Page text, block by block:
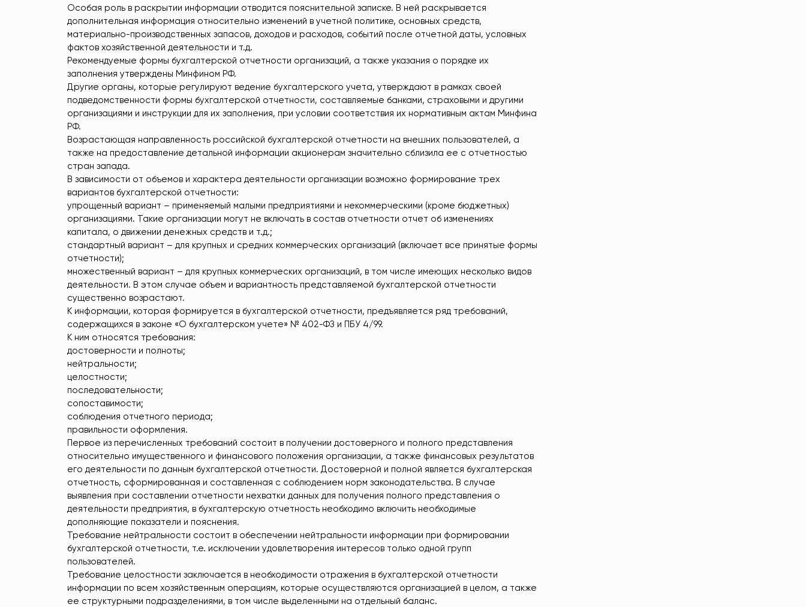
Особая роль в раскрытии информации отводится пояснительной записке. В ней раскрывается
дополнительная информация относительно изменений в учетной политике, основных средств,
материально-производственных запасов, доходов и расходов, событий после отчетной даты, условных
фактов хозяйственной деятельности и т.д.
Рекомендуемые формы бухгалтерской отчетности организаций, а также указания о порядке их
заполнения утверждены Минфином РФ.
Другие органы, которые регулируют ведение бухгалтерского учета, утверждают в рамках своей
подведомственности формы бухгалтерской отчетности, составляемые банками, страховыми и другими
организациями и инструкции для их заполнения, при условии соответствия их нормативным актам Минфина
РФ.
Возрастающая направленность российской бухгалтерской отчетности на внешних пользователей, а
также на предоставление детальной информации акционерам значительно сблизила ее с отчетностью
стран запада.
В зависимости от объемов и характера деятельности организации возможно формирование трех
вариантов бухгалтерской отчетности:
упрощенный вариант – применяемый малыми предприятиями и некоммерческими (кроме бюджетных)
организациями. Такие организации могут не включать в состав отчетности отчет об изменениях
капитала, о движении денежных средств и т.д.;
стандартный вариант – для крупных и средних коммерческих организаций (включает все принятые формы
отчетности);
множественный вариант – для крупных коммерческих организаций, в том числе имеющих несколько видов
деятельности. В этом случае объем и вариантность представляемой бухгалтерской отчетности
существенно возрастают.
К информации, которая формируется в бухгалтерской отчетности, предъявляется ряд требований,
содержащихся в законе «О бухгалтерском учете» № 402-ФЗ и ПБУ 4/99.
К ним относятся требования:
достоверности и полноты;
нейтральности;
целостности;
последовательности;
сопоставимости;
соблюдения отчетного периода;
правильности оформления.
Первое из перечисленных требований состоит в получении достоверного и полного представления
относительно имущественного и финансового положения организации, а также финансовых результатов
его деятельности по данным бухгалтерской отчетности. Достоверной и полной является бухгалтерская
отчетность, сформированная и составленная с соблюдением норм законодательства. В случае
выявления при составлении отчетности нехватки данных для получения полного представления о
деятельности предприятия, в бухгалтерскую отчетность необходимо включить необходимые
дополняющие показатели и пояснения.
Требование нейтральности состоит в обеспечении нейтральности информации при формировании
бухгалтерской отчетности, т.е. исключении удовлетворения интересов только одной групп
пользователей.
Требование целостности заключается в необходимости отражения в бухгалтерской отчетности
информации по всем хозяйственным операциям, которые осуществляются организацией в целом, а также
ее структурными подразделениями, в том числе выделенными на отдельный баланс.